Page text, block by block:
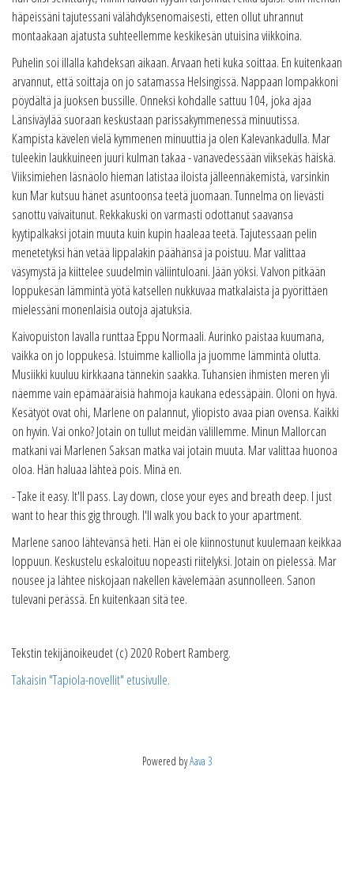
häpeissäni tajutessani välähdyksenomaisesti, etten ollut uhrannut
montaakaan ajatusta suhteellemme keskikesän utuisina viikkoina.
Puhelin soi illalla kahdeksan aikaan. Arvaan heti kuka soittaa. En kuitenkaan
arvannut, että soittaja on jo satamassa Helsingissä. Nappaan lompakkoni
pöydältä ja juoksen bussille. Onneksi kohdalle sattuu 104, joka ajaa
Länsiväylää suoraan keskustaan parissakymmenessä minuutissa.
Kampista kävelen vielä kymmenen minuuttia ja olen Kalevankadulla. Mar
tuleekin laukkuineen juuri kulman takaa - vanavedessään viiksekäs häiskä.
Viiksimiehen läsnäolo hieman latistaa iloista jälleennäkemistä, varsinkin
kun Mar kutsuu hänet asuntoonsa teetä juomaan. Tunnelma on lievästi
sanottu vaivaitunut. Rekkakuski on varmasti odottanut saavansa
kyytipalkaksi jotain muuta kuin kupin haaleaa teetä. Tajutessaan pelin
menetetyksi hän vetää lippalakin päähänsä ja poistuu. Mar valittaa
väsymystä ja kiittelee suudelmin väliintuloani. Jään yöksi. Valvon pitkään
loppukesän lämmintä yötä katsellen nukkuvaa matkalaista ja pyörittäen
mielessäni monenlaisia outoja ajatuksia.
Kaivopuiston lavalla runttaa Eppu Normaali. Aurinko paistaa kuumana,
vaikka on jo loppukesä. Istuimme kalliolla ja juomme lämmintä olutta.
Musiikki kuuluu kirkkaana tännekin saakka. Tuhansien ihmisten meren yli
näemme vain epämääräisiä hahmoja kaukana edessäpäin. Oloni on hyvä.
Kesätyöt ovat ohi, Marlene on palannut, yliopisto avaa pian ovensa. Kaikki
on hyvin. Vai onko? Jotain on tullut meidän välillemme. Minun Mallorcan
matkani vai Marlenen Saksan matka vai jotain muuta. Mar valittaa huonoa
oloa. Hän haluaa lähteä pois. Minä en.
- Take it easy. It'll pass. Lay down, close your eyes and breath deep. I just
want to hear this gig through. I'll walk you back to your apartment.
Marlene sanoo lähtevänsä heti. Hän ei ole kiinnostunut kuulemaan keikkaa
loppuun. Keskustelu eskaloituu nopeasti riitelyksi. Jotain on pielessä. Mar
nousee ja lähtee niskojaan nakellen kävelemään asunnolleen. Sanon
tulevani perässä. En kuitenkaan sitä tee.
Tekstin tekijänoikeudet (c) 2020 Robert Ramberg.
Takaisin "Tapiola-novellit" etusivulle.
Powered byAava 3